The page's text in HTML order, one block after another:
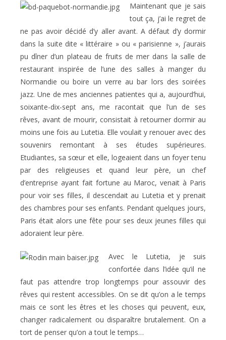
Maintenant que je sais
tout ça, j’ai le regret de
ne pas avoir décidé d’y aller avant. A défaut d’y dormir
dans la suite dite « littéraire » ou « parisienne », j’aurais
pu dîner d’un plateau de fruits de mer dans la salle de
restaurant inspirée de l’une des salles à manger du
Normandie ou boire un verre au bar lors des soirées
jazz. Une de mes anciennes patientes qui a, aujourd’hui,
soixante-dix-sept ans, me racontait que l’un de ses
rêves, avant de mourir, consistait à retourner dormir au
moins une fois au Lutetia. Elle voulait y renouer avec des
souvenirs remontant à ses études supérieures.
Etudiantes, sa sœur et elle, logeaient dans un foyer tenu
par des religieuses et quand leur père, un chef
d’entreprise ayant fait fortune au Maroc, venait à Paris
pour voir ses filles, il descendait au Lutetia et y prenait
des chambres pour ses enfants. Pendant quelques jours,
Paris était alors une fête pour ses deux jeunes filles qui
adoraient leur père.
Avec le Lutetia, je suis
confortée dans l’idée qu’il ne
faut pas attendre trop longtemps pour assouvir des
rêves qui restent accessibles. On se dit qu’on a le temps
mais ce sont les êtres et les choses qui peuvent, eux,
changer radicalement ou disparaître brutalement. On a
tort de penser qu’on a tout le temps…